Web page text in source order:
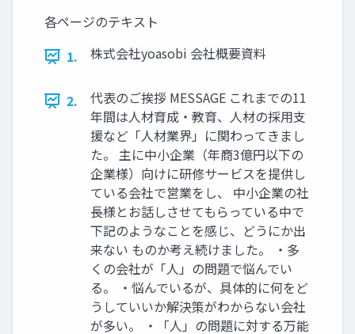
各ページのテキスト
1.
株式会社yoasobi 会社概要資料
2.
代表のご挨拶 MESSAGE これまでの11
年間は⼈材育成‧教育、⼈材の採⽤⽀
援など「⼈材業界」に関わってきまし
た。 主に中⼩企業（年商3億円以下の
企業様）向けに研修サービスを提供し
ている会社で営業をし、 中⼩企業の社
⻑様とお話しさせてもらっている中で
下記のようなことを感じ、どうにか出
来ない ものか考え続けました。 ‧多
くの会社が「⼈」の問題で悩んでい
る。 ‧悩んでいるが、具体的に何をど
うしていいか解決策がわからない会社
が多い。 ‧「⼈」の問題に対する万能